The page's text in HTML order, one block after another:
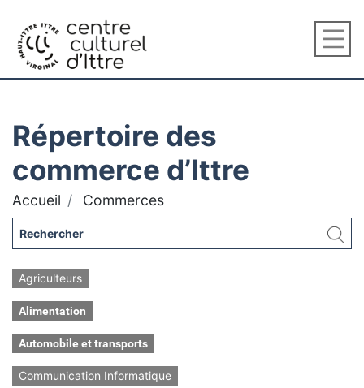
Répertoire des
commerce d’Ittre
Accueil Commerces
Agriculteurs
Alimentation
Automobile et transports
Communication Informatique